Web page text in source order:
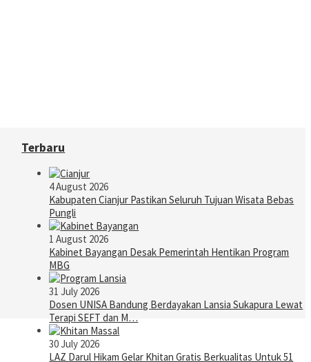
Terbaru
4 August 2026
Kabupaten Cianjur Pastikan Seluruh Tujuan Wisata Bebas
Pungli
1 August 2026
Kabinet Bayangan Desak Pemerintah Hentikan Program
MBG
31 July 2026
Dosen UNISA Bandung Berdayakan Lansia Sukapura Lewat
Terapi SEFT dan M…
30 July 2026
LAZ Darul Hikam Gelar Khitan Gratis Berkualitas Untuk 51